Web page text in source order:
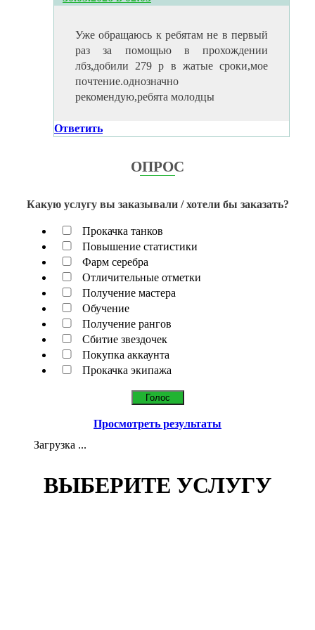
Уже обращаюсь к ребятам не в первый
раз за помощью в прохождении
лбз,добили 279 р в жатые сроки,мое
почтение.однозначно
рекомендую,ребята молодцы
Ответить
ОПРОС
Какую услугу вы заказывали / хотели бы заказать?
Прокачка танков
Повышение статистики
Фарм серебра
Отличительные отметки
Получение мастера
Обучение
Получение рангов
Сбитие звездочек
Покупка аккаунта
Прокачка экипажа
Просмотреть результаты
Загрузка ...
ВЫБЕРИТЕ УСЛУГУ